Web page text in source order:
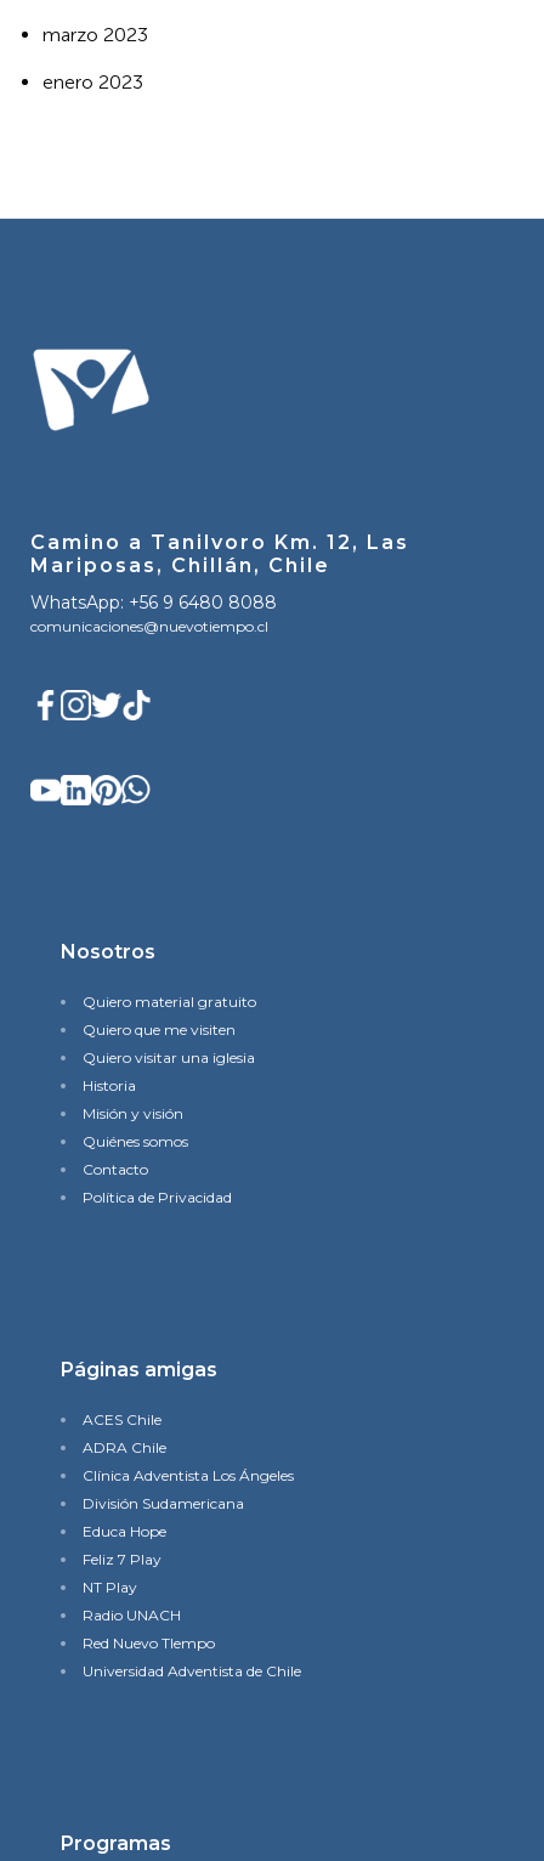
marzo 2023
enero 2023
Camino a Tanilvoro Km. 12, Las
Mariposas, Chillán, Chile
WhatsApp: +56 9 6480 8088
comunicaciones@nuevotiempo.cl
Nosotros
Quiero material gratuito
Quiero que me visiten
Quiero visitar una iglesia
Historia
Misión y visión
Quiénes somos
Contacto
Política de Privacidad
Páginas amigas
ACES Chile
ADRA Chile
Clínica Adventista Los Ángeles
División Sudamericana
Educa Hope
Feliz 7 Play
NT Play
Radio UNACH
Red Nuevo TIempo
Universidad Adventista de Chile
Programas